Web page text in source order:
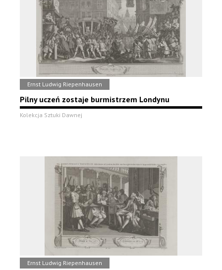
Ernst Ludwig Riepenhausen
Pilny uczeń zostaje burmistrzem Londynu
Kolekcja Sztuki Dawnej
Ernst Ludwig Riepenhausen